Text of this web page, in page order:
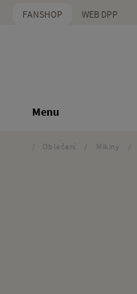
FANSHOP WEB DPP
Menu
Oblečení Mikiny